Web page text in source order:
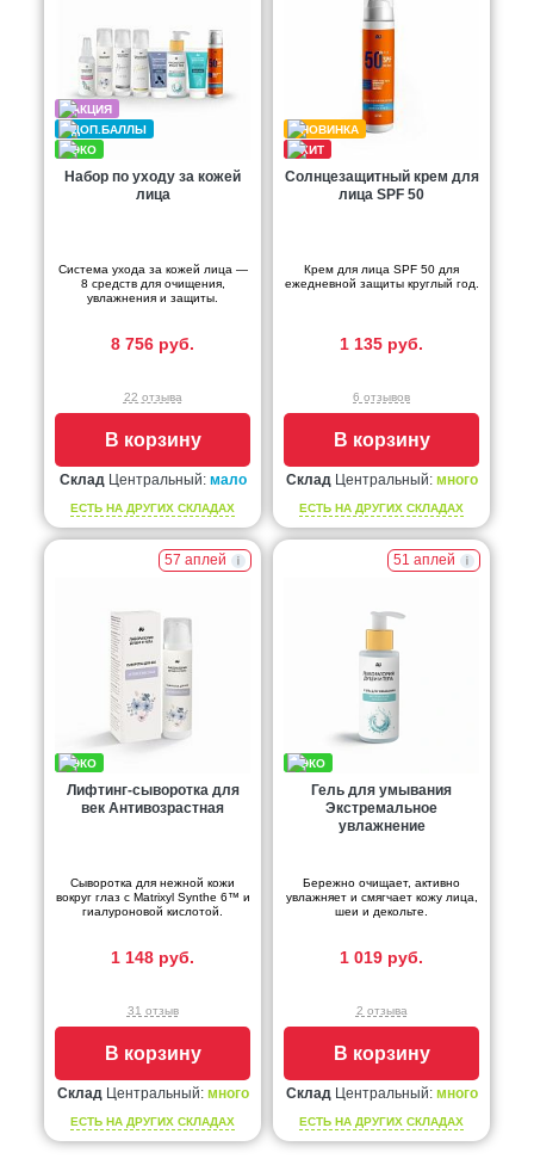
Набор по уходу за кожей
лица
Система ухода за кожей лица —
8 средств для очищения,
увлажнения и защиты.
8 756 руб.
22 отзыва
В корзину
СкладЦентральный: мало
ЕСТЬ НА ДРУГИХ СКЛАДАХ
Солнцезащитный крем для
лица SPF 50
Крем для лица SPF 50 для
ежедневной защиты круглый год.
1 135 руб.
6 отзывов
В корзину
СкладЦентральный: много
ЕСТЬ НА ДРУГИХ СКЛАДАХ
57 аплей
Лифтинг-сыворотка для
век Антивозрастная
Сыворотка для нежной кожи
вокруг глаз с Matrixyl Synthe 6™ и
гиалуроновой кислотой.
1 148 руб.
31 отзыв
В корзину
СкладЦентральный: много
ЕСТЬ НА ДРУГИХ СКЛАДАХ
51 аплей
Гель для умывания
Экстремальное
увлажнение
Бережно очищает, активно
увлажняет и смягчает кожу лица,
шеи и декольте.
1 019 руб.
2 отзыва
В корзину
СкладЦентральный: много
ЕСТЬ НА ДРУГИХ СКЛАДАХ